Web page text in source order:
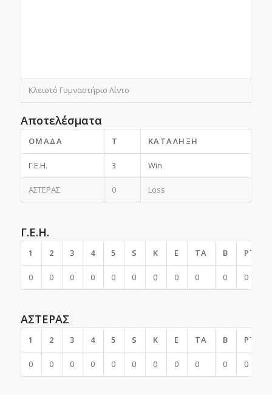
Κλειστό Γυμναστήριο Λίντο
Αποτελέσματα
ΟΜΆΔΑ T ΚΑΤΆΛΗΞΗ
Γ.Ε.Η. 3 Win
ΑΣΤΕΡΑΣ 0 Loss
Γ.Ε.Η.
1 2 3 4 5 S K E TA B PTS
0 0 0 0 0 0 0 0 0 0 0
ΑΣΤΕΡΑΣ
1 2 3 4 5 S K E TA B PTS
0 0 0 0 0 0 0 0 0 0 0